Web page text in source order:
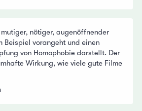
nötiger, augenöffnender
Beispiel vorangeht und einen
von Homophobie darstellt. Der
Wirkung, wie viele gute Filme